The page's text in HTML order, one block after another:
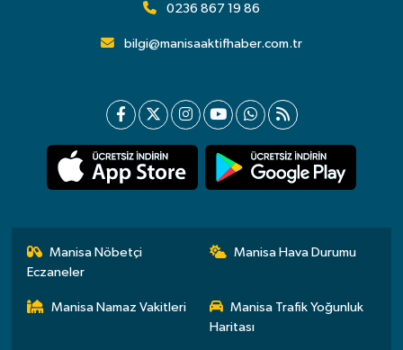
0236 867 19 86
bilgi@manisaaktifhaber.com.tr
Manisa Nöbetçi
Eczaneler
Manisa Hava Durumu
Manisa Namaz Vakitleri
Manisa Trafik Yoğunluk
Haritası